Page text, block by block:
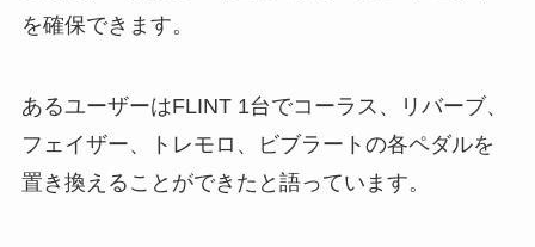
を確保できます。
あるユーザーはFLINT 1台でコーラス、リバーブ、
フェイザー、トレモロ、ビブラートの各ペダルを
置き換えることができたと語っています。